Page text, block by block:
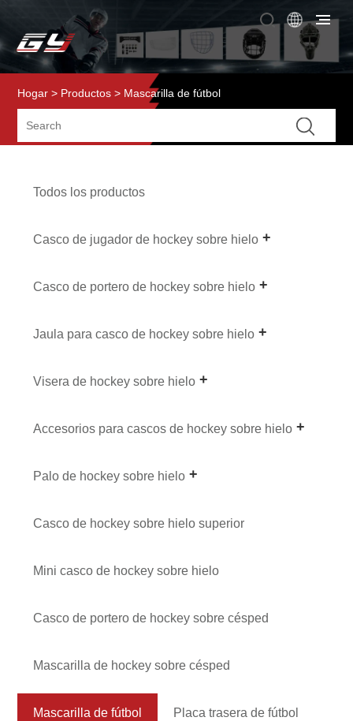
Hogar > Productos > Mascarilla de fútbol
Todos los productos
Casco de jugador de hockey sobre hielo
Casco de portero de hockey sobre hielo
Jaula para casco de hockey sobre hielo
Visera de hockey sobre hielo
Accesorios para cascos de hockey sobre hielo
Palo de hockey sobre hielo
Casco de hockey sobre hielo superior
Mini casco de hockey sobre hielo
Casco de portero de hockey sobre césped
Mascarilla de hockey sobre césped
Mascarilla de fútbol Placa trasera de fútbol